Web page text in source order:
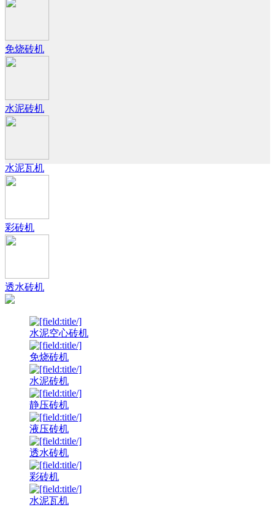
免烧砖机
水泥砖机
水泥瓦机
彩砖机
透水砖机
水泥空心砖机
免烧砖机
水泥砖机
静压砖机
液压砖机
透水砖机
彩砖机
水泥瓦机